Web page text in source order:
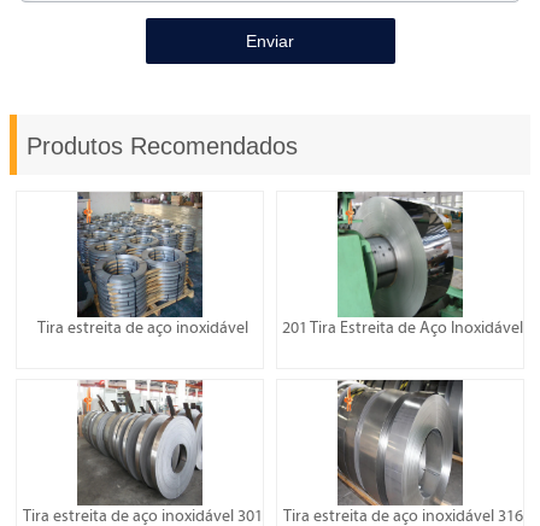
Enviar
Produtos Recomendados
Tira estreita de aço inoxidável 201 Tira Estreita de Aço Inoxidável
Tira estreita de aço inoxidável 301 Tira estreita de aço inoxidável 316